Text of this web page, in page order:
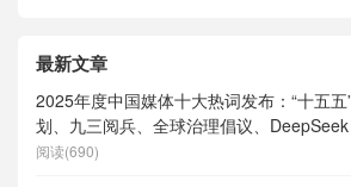
最新文章
2025年度中国媒体十大热词发布：“十五五
划、九三阅兵、全球治理倡议、
度求索）、人形机器人、苏超、票根经济、
阅读(690)